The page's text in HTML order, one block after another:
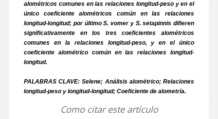
alométricos comunes en las relaciones longitud-peso y en el
único coeficiente alométricos común en las relaciones
longitud-longitud; por último S. vomer y S. setapinnis difieren
significativamente en los tres coeficientes alométricos
comunes en la relaciones longitud-peso, y en el único
coeficiente alométrico común en las relaciones longitud-
longitud.
PALABRAS CLAVE: Selene; Análisis alométrico; Relaciones
longitud-peso y longitud-longitud; Coeficiente de alometría.
Como citar este artículo